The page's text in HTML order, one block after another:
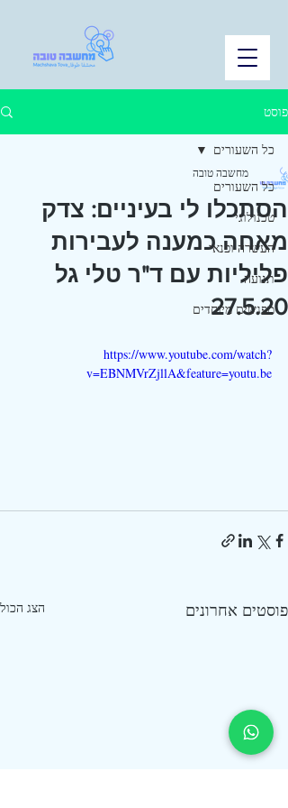
פוסט
כל השעורים
טכנולוגי
העשרה ופנאי
תנועה
מפגשים מיוחדים
כל השעורים
הסתכלו לי בעיניים: צדק
מאחה כמענה לעבירות
פליליות עם ד"ר טלי גל
27.5.20
מחשבה טובה
https://www.youtube.com/watch?
v=EBNMVrZjllA&feature=youtu.be
פוסטים אחרונים הצג הכול